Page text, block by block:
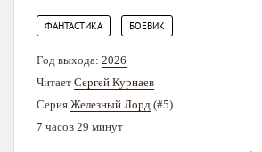
ФАНТАСТИКА БОЕВИК
Год выхода: 2026
Читает Сергей Курнаев
Серия Железный Лорд (#5)
7 часов 29 минут